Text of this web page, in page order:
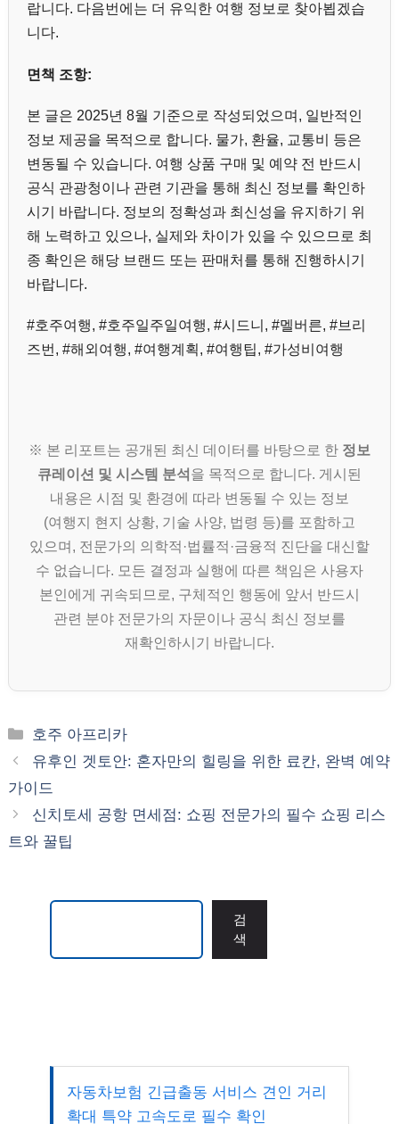
랍니다. 다음번에는 더 유익한 여행 정보로 찾아뵙겠습
니다.
면책 조항:
본 글은 2025년 8월 기준으로 작성되었으며, 일반적인
정보 제공을 목적으로 합니다. 물가, 환율, 교통비 등은
변동될 수 있습니다. 여행 상품 구매 및 예약 전 반드시
공식 관광청이나 관련 기관을 통해 최신 정보를 확인하
시기 바랍니다. 정보의 정확성과 최신성을 유지하기 위
해 노력하고 있으나, 실제와 차이가 있을 수 있으므로 최
종 확인은 해당 브랜드 또는 판매처를 통해 진행하시기
바랍니다.
#호주여행, #호주일주일여행, #시드니, #멜버른, #브리
즈번, #해외여행, #여행계획, #여행팁, #가성비여행
※ 본 리포트는 공개된 최신 데이터를 바탕으로 한 정보
큐레이션 및 시스템 분석 을 목적으로 합니다. 게시된
내용은 시점 및 환경에 따라 변동될 수 있는 정보
(여행지 현지 상황, 기술 사양, 법령 등)를 포함하고
있으며, 전문가의 의학적·법률적·금융적 진단을 대신할
수 없습니다. 모든 결정과 실행에 따른 책임은 사용자
본인에게 귀속되므로, 구체적인 행동에 앞서 반드시
관련 분야 전문가의 자문이나 공식 최신 정보를
재확인하시기 바랍니다.
카
테
리
호주 아프리카
유후인 겟토안: 혼자만의 힐링을 위한 료칸, 완벽 예약
가이드
신치토세 공항 면세점: 쇼핑 전문가의 필수 쇼핑 리스
트와 꿀팁
검
색
자동차보험 긴급출동 서비스 견인 거리
확대 특약 고속도로 필수 확인